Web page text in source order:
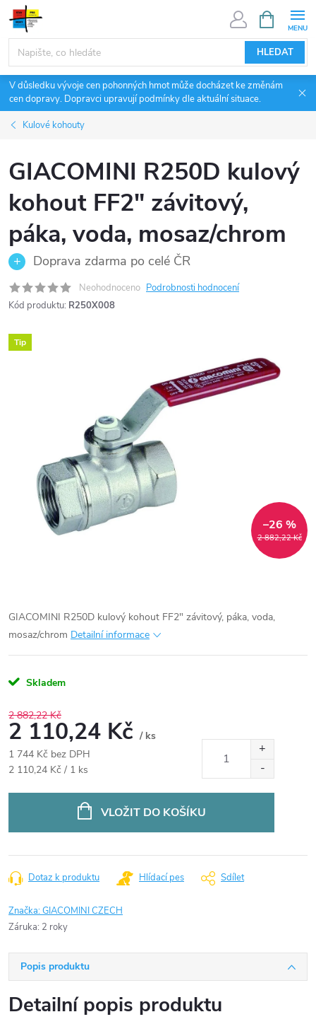
Přejít
obsah
HLEDAT
NÁKUPNÍ
KOŠÍK
V důsledku vývoje cen pohonných hmot může docházet ke změnám
cen dopravy. Dopravci upravují podmínky dle aktuální situace.
Kulové kohouty
GIACOMINI R250D kulový
kohout FF2" závitový,
páka, voda, mosaz/chrom
Doprava zdarma po celé ČR
Neohodnoceno Podrobnosti hodnocení
Kód produktu: R250X008
Tip
2 882,22 Kč
–26 %
GIACOMINI R250D kulový kohout FF2" závitový, páka, voda,
mosaz/chrom Detailní informace
Skladem
2 882,22 Kč
2 110,24 Kč / ks
1 744 Kč bez DPH
Měrná
2 110,24 Kč / 1 ks
VLOŽIT DO KOŠÍKU
Dotaz k produktu Hlídací pes Sdílet
Značka:GIACOMINI CZECH
Záruka: 2 roky
Popis produktu
Detailní popis produktu